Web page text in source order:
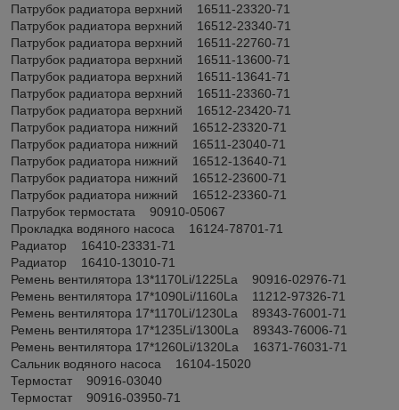
Патрубок радиатора верхний 16511-23320-71
Патрубок радиатора верхний 16512-23340-71
Патрубок радиатора верхний 16511-22760-71
Патрубок радиатора верхний 16511-13600-71
Патрубок радиатора верхний 16511-13641-71
Патрубок радиатора верхний 16511-23360-71
Патрубок радиатора верхний 16512-23420-71
Патрубок радиатора нижний 16512-23320-71
Патрубок радиатора нижний 16511-23040-71
Патрубок радиатора нижний 16512-13640-71
Патрубок радиатора нижний 16512-23600-71
Патрубок радиатора нижний 16512-23360-71
Патрубок термостата 90910-05067
Прокладка водяного насоса 16124-78701-71
Радиатор 16410-23331-71
Радиатор 16410-13010-71
Ремень вентилятора 13*1170Li/1225La 90916-02976-71
Ремень вентилятора 17*1090Li/1160La 11212-97326-71
Ремень вентилятора 17*1170Li/1230La 89343-76001-71
Ремень вентилятора 17*1235Li/1300La 89343-76006-71
Ремень вентилятора 17*1260Li/1320La 16371-76031-71
Сальник водяного насоса 16104-15020
Термостат 90916-03040
Термостат 90916-03950-71